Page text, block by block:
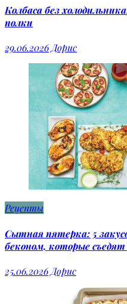
Колбаса без
полки
29.06.2026Дорис
Рецепты
Сытная пятерка: 5
беконом, которые
25.06.2026 Дорис